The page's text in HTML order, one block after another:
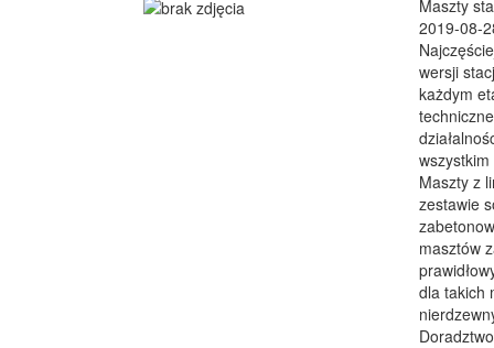
Maszty
2019-08-
wersji
każdym
Maszty z
zestawie
masztów
dla takich